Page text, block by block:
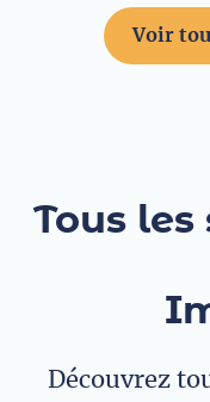
Voir
Tous les
Découvrez